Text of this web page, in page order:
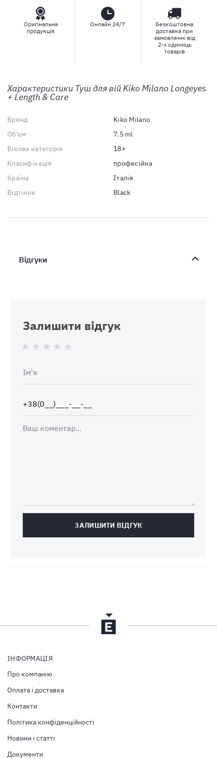
Оригінальна
продукція
Онлайн 24/7
Безкоштовна
доставка при
замовленні від
2-х одиниць
товарів
Характеристики Туш для вій Kiko Milano Longeyes
+ Length & Care
Бренд
Kiko Milano
Об'єм
7.5 ml
Вікова категорія
18+
Класифікація
професійна
Країна
Італія
Відтінок
Black
Відгуки
Залишити відгук
ЗАЛИШИТИ ВІДГУК
ІНФОРМАЦІЯ
Про компанію
Оплата і доставка
Контакти
Політика конфіденційності
Новини і статті
Документи